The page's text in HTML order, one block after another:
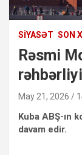
SIYASƏT SON
Rəsmi
May 21, 2026 /
Kuba ABŞ-ın
davam edir.